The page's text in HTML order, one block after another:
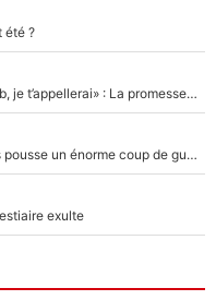
été ?
Mercato - OM - «Dès que je prends un club, je t’appellerai» : La promesse de Marcelino au moment de claquer la porte
Victime de racisme contre Murray, Kyrgios pousse un énorme coup de gueule !
exulte